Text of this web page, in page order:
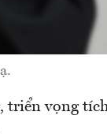
triển vọng